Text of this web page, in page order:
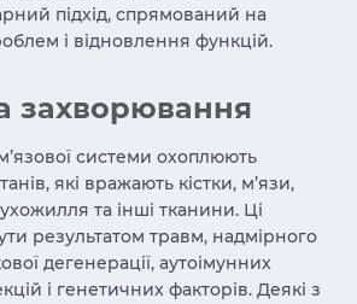
підхід, спрямований на
і відновлення функцій.
захворювання
системи охоплюють
які вражають кістки, м’язи,
та інші тканини. Ці
результатом травм, надмірного
дегенерації, аутоімунних
і генетичних факторів. Деякі з